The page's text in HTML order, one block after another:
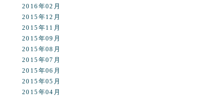
2016年02月
2015年12月
2015年11月
2015年09月
2015年08月
2015年07月
2015年06月
2015年05月
2015年04月